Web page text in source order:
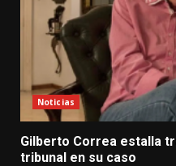
Noticias
Gilberto Correa estalla
tribunal en su caso